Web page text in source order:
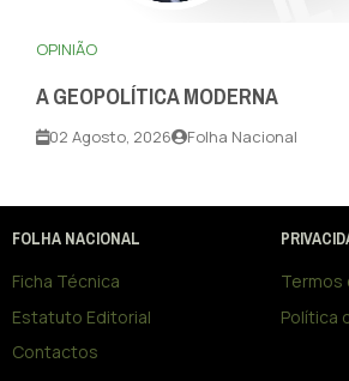
OPINIÃO
A GEOPOLÍTICA MODERNA
02 Agosto, 2026 Folha Nacional
FOLHA NACIONAL
Ficha Técnica
Estatuto Editorial
Contactos
Termos
Política